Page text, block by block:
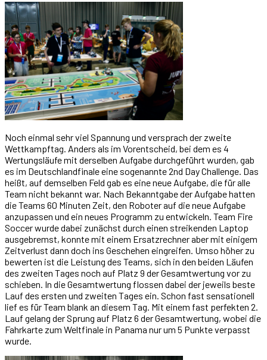
Noch einmal sehr viel Spannung und versprach der zweite
Wettkampftag. Anders als im Vorentscheid, bei dem es 4
Wertungsläufe mit derselben Aufgabe durchgeführt wurden, gab
es im Deutschlandfinale eine sogenannte 2nd Day Challenge. Das
heißt, auf demselben Feld gab es eine neue Aufgabe, die für alle
Team nicht bekannt war. Nach Bekanntgabe der Aufgabe hatten
die Teams 60 Minuten Zeit, den Roboter auf die neue Aufgabe
anzupassen und ein neues Programm zu entwickeln. Team Fire
Soccer wurde dabei zunächst durch einen streikenden Laptop
ausgebremst, konnte mit einem Ersatzrechner aber mit einigem
Zeitverlust dann doch ins Geschehen eingreifen. Umso höher zu
bewerten ist die Leistung des Teams, sich in den beiden Läufen
des zweiten Tages noch auf Platz 9 der Gesamtwertung vor zu
schieben. In die Gesamtwertung flossen dabei der jeweils beste
Lauf des ersten und zweiten Tages ein. Schon fast sensationell
lief es für Team blank an diesem Tag. Mit einem fast perfekten 2.
Lauf gelang der Sprung auf Platz 6 der Gesamtwertung, wobei die
Fahrkarte zum Weltfinale in Panama nur um 5 Punkte verpasst
wurde.